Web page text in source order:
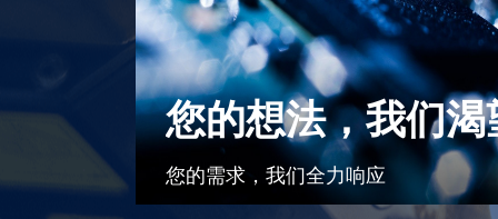
您的想法，我们渴
您的需求，我们全力响应